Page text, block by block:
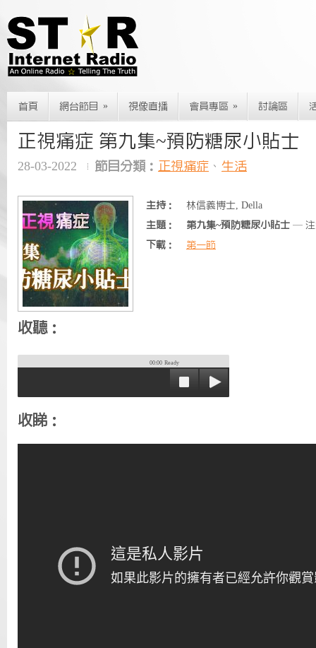
首頁 網台節目 » 視像直播 會員專區 » 討論區
正視痛症 第九集~預防糖尿小貼士
28-03-2022 節目分類： 正視痛症 、 生活
主持：
林信義博士, Della
主題：
第九集~預防糖尿小貼士 — 注
下載：
第一節
收聽：
00:00 Ready
收睇：